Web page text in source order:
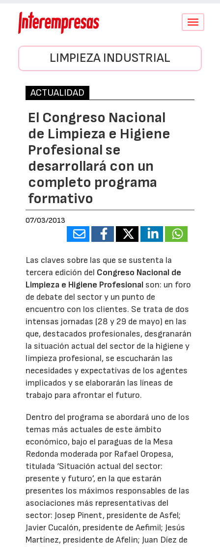
Conmutar
LIMPIEZA INDUSTRIAL
ACTUALIDAD
El Congreso Nacional
de Limpieza e Higiene
Profesional se
desarrollará con un
completo programa
formativo
07/03/2013
Las claves sobre las que se sustenta la
tercera edición del Congreso Nacional de
Limpieza e Higiene Profesional son: un foro
de debate del sector y un punto de
encuentro con los clientes. Se trata de dos
intensas jornadas (28 y 29 de mayo) en las
que, destacados profesionales, desgranarán
la situación actual del sector de la higiene y
limpieza profesional, se escucharán las
necesidades y expectativas de los agentes
implicados y se elaborarán las líneas de
trabajo para afrontar el futuro.
Dentro del programa se abordará uno de los
temas más actuales de este ámbito
económico, bajo el paraguas de la Mesa
Redonda moderada por Rafael Oropesa,
titulada ‘Situación actual del sector:
presente y futuro’, en la que estarán
presentes los máximos responsables de las
asociaciones más representativas del
sector: Josep Pinent, presidente de Asfel;
Javier Cucalón, presidente de Aefimil; Jesús
Martínez, presidente de Afelin; Juan Díez de